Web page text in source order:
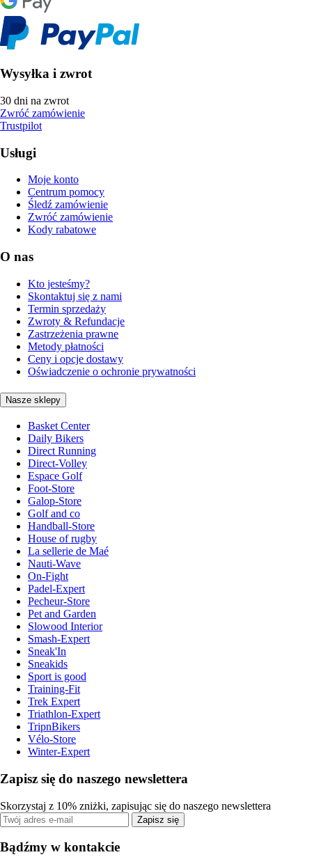
Wysyłka i zwrot
30 dni na zwrot
Zwróć zamówienie
Trustpilot
Usługi
Moje konto
Centrum pomocy
Śledź zamówienie
Zwróć zamówienie
Kody rabatowe
O nas
Kto jesteśmy?
Skontaktuj się z nami
Termin sprzedaży
Zwroty & Refundacje
Zastrzeżenia prawne
Metody płatności
Ceny i opcje dostawy
Oświadczenie o ochronie prywatności
Nasze sklepy
Basket Center
Daily Bikers
Direct Running
Direct-Volley
Espace Golf
Foot-Store
Galop-Store
Golf and co
Handball-Store
House of rugby
La sellerie de Maé
Nauti-Wave
On-Fight
Padel-Expert
Pecheur-Store
Pet and Garden
Slowood Interior
Smash-Expert
Sneak'In
Sneakids
Sport is good
Training-Fit
Trek Expert
Triathlon-Expert
TripnBikers
Vélo-Store
Winter-Expert
Zapisz się do naszego newslettera
Skorzystaj z 10% zniżki, zapisując się do naszego newslettera
Zapisz się
Bądźmy w kontakcie